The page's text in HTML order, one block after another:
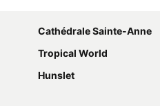
Cathédrale Sainte-Anne
Tropical World
Hunslet